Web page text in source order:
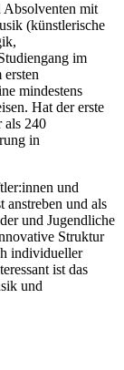
Absolventen mit
(künstlerische
im
mindestens
Hat der erste
als 240
in
und
anstreben und als
und Jugendliche
Struktur
individueller
ist das
und